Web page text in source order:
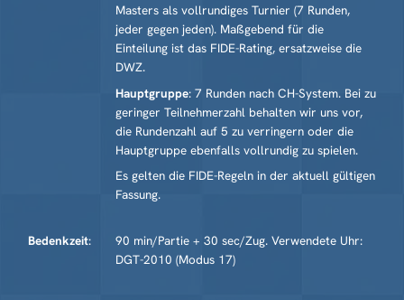
Masters als vollrundiges Turnier (7 Runden,
jeder gegen jeden). Maßgebend für die
Einteilung ist das FIDE-Rating, ersatzweise die
DWZ.
Hauptgruppe: 7 Runden nach CH-System. Bei zu
geringer Teil­nehmer­zahl behalten wir uns vor,
die Rundenzahl auf 5 zu verringern oder die
Haupt­gruppe ebenfalls vollrundig zu spielen.
Es gelten die FIDE-Regeln in der aktuell gültigen
Fassung.
Bedenkzeit: 90 min/Partie + 30 sec/Zug. Verwendete Uhr:
DGT-2010 (Modus 17)